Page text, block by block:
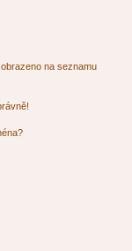
na seznamu